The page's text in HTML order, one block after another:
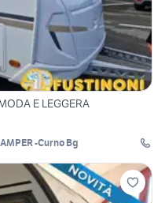
E LEGGERA
-Curno Bg